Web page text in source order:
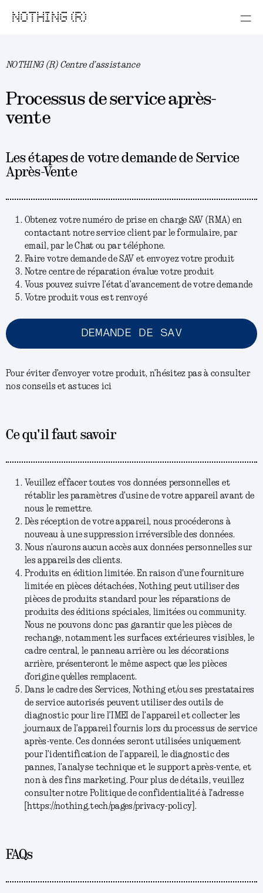
NOTHING (R)
NOTHING (R) Centre d’assistance
Processus de service après-
vente
Les étapes de votre demande de Service
Après-Vente
Obtenez votre numéro de prise en charge SAV (RMA) en
contactant notre service client par le formulaire, par
email, par le Chat ou par téléphone.
Faire votre demande de SAV et envoyez votre produit
Notre centre de réparation évalue votre produit
Vous pouvez suivre l’état d’avancement de votre demande
Votre produit vous est renvoyé
DEMANDE DE SAV
Pour éviter d’envoyer votre produit, n’hésitez pas à consulter
nos conseils et astuces ici
Ce qu'il faut savoir
Veuillez effacer toutes vos données personnelles et
rétablir les paramètres d’usine de votre appareil avant de
nous le remettre.
Dès réception de votre appareil, nous procéderons à
nouveau à une suppression irréversible des données.
Nous n’aurons aucun accès aux données personnelles sur
les appareils des clients.
Produits en édition limitée. En raison d'une fourniture
limitée en pièces détachées, Nothing peut utiliser des
pièces de produits standard pour les réparations de
produits des éditions spéciales, limitées ou community.
Nous ne pouvons donc pas garantir que les pièces de
rechange, notamment les surfaces extérieures visibles, le
cadre central, le panneau arrière ou les décorations
arrière, présenteront le même aspect que les pièces
d'origine qu'elles remplacent.
Dans le cadre des Services, Nothing et/ou ses prestataires
de service autorisés peuvent utiliser des outils de
diagnostic pour lire l’IMEI de l’appareil et collecter les
journaux de l’appareil fournis lors du processus de service
après-vente. Ces données seront utilisées uniquement
pour l’identification de l’appareil, le diagnostic des
pannes, l’analyse technique et le support après-vente, et
non à des fins marketing. Pour plus de détails, veuillez
consulter notre Politique de confidentialité à l'adresse
[https://nothing.tech/pages/privacy-policy].
FAQs